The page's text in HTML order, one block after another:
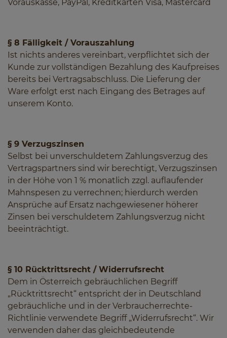
Vorauskasse, PayPal, Kreditkarten Visa, Mastercard
§ 8 Fälligkeit / Vorauszahlung
Ist nichts anderes vereinbart, verpflichtet sich der
Kunde zur vollständigen Bezahlung des Kaufpreises
bereits bei Vertragsabschluss. Die Lieferung der
Ware erfolgt erst nach Eingang des Betrages auf
unserem Konto.
§ 9 Verzugszinsen
Selbst bei unverschuldetem Zahlungsverzug des
Vertragspartners sind wir berechtigt, Verzugszinsen
in der Höhe von 1 % monatlich zzgl. auflaufender
Mahnspesen zu verrechnen; hierdurch werden
Ansprüche auf Ersatz nachgewiesener höherer
Zinsen bei verschuldetem Zahlungsverzug nicht
beeinträchtigt.
§ 10 Rücktrittsrecht / Widerrufsrecht
Dem in Österreich gebräuchlichen Begriff
„Rücktrittsrecht“ entspricht der in Deutschland
gebräuchliche und in der Verbraucherrechte-
Richtlinie verwendete Begriff „Widerrufsrecht“. Wir
verwenden daher das gleichbedeutende